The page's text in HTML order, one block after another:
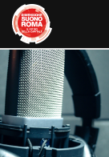
Skip
to
content